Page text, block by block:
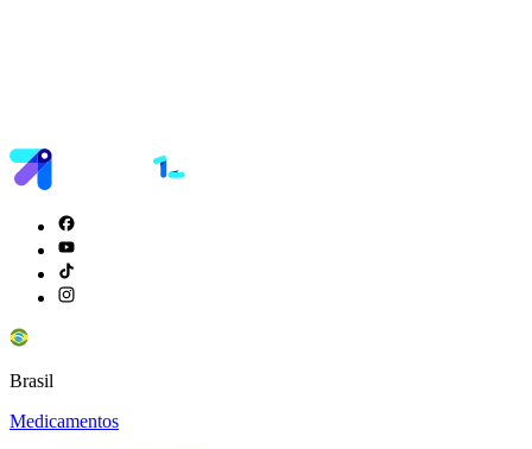
Brasil
Medicamentos